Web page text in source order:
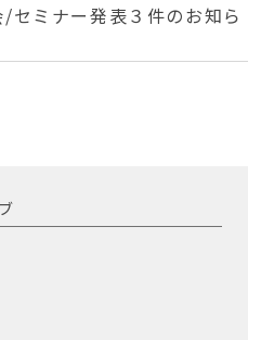
/セミナー発表３件のお知ら